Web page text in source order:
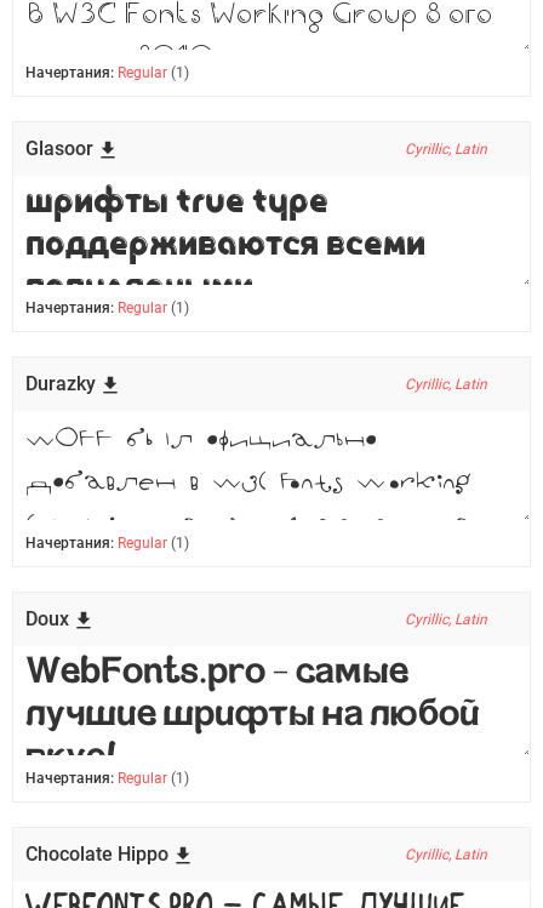
Начертания: Regular (1)
Glasoor Cyrillic, Latin
Начертания: Regular (1)
Durazky Cyrillic, Latin
Начертания: Regular (1)
Doux Cyrillic, Latin
Начертания: Regular (1)
Chocolate Hippo Cyrillic, Latin